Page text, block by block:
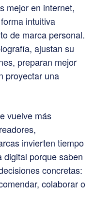
mejor en internet,
intuitiva
de marca personal.
ajustan su
preparan mejor
proyectar una
vuelve más
invierten tiempo
digital porque saben
concretas:
colaborar o